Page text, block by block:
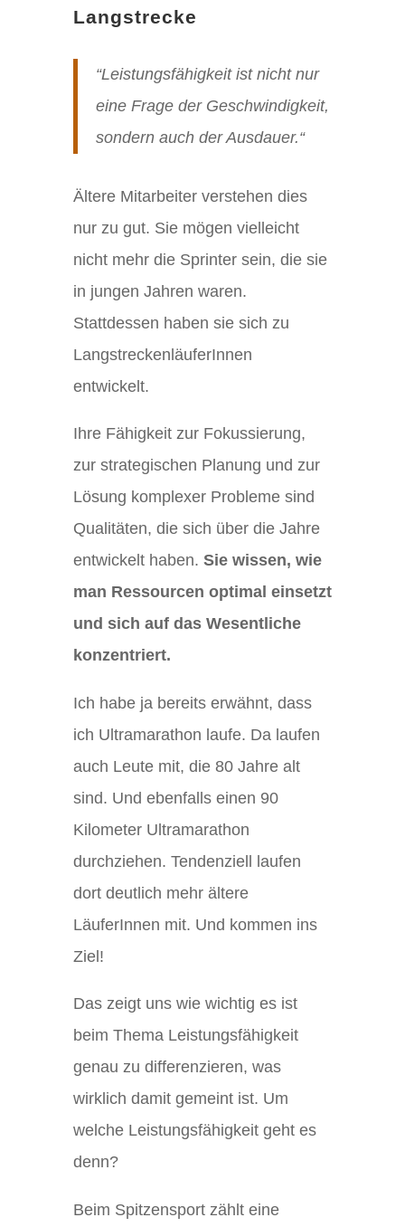
Langstrecke
“Leistungsfähigkeit ist nicht nur
eine Frage der Geschwindigkeit,
sondern auch der Ausdauer.“
Ältere Mitarbeiter verstehen dies
nur zu gut. Sie mögen vielleicht
nicht mehr die Sprinter sein, die sie
in jungen Jahren waren.
Stattdessen haben sie sich zu
LangstreckenläuferInnen
entwickelt.
Ihre Fähigkeit zur Fokussierung,
zur strategischen Planung und zur
Lösung komplexer Probleme sind
Qualitäten, die sich über die Jahre
entwickelt haben. Sie wissen, wie
man Ressourcen optimal einsetzt
und sich auf das Wesentliche
konzentriert.
Ich habe ja bereits erwähnt, dass
ich Ultramarathon laufe. Da laufen
auch Leute mit, die 80 Jahre alt
sind. Und ebenfalls einen 90
Kilometer Ultramarathon
durchziehen. Tendenziell laufen
dort deutlich mehr ältere
LäuferInnen mit. Und kommen ins
Ziel!
Das zeigt uns wie wichtig es ist
beim Thema Leistungsfähigkeit
genau zu differenzieren, was
wirklich damit gemeint ist. Um
welche Leistungsfähigkeit geht es
denn?
Beim Spitzensport zählt eine